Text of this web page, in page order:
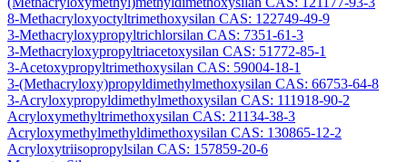
8-Methacryloxyoctyltrimethoxysilan CAS: 122749-49-9
3-Methacryloxypropyltrichlorsilan CAS: 7351-61-3
3-Methacryloxypropyltriacetoxysilan CAS: 51772-85-1
3-Acetoxypropyltrimethoxysilan CAS: 59004-18-1
3-(Methacryloxy)propyldimethylmethoxysilan CAS: 66753-64-8
3-Acryloxypropyldimethylmethoxysilan CAS: 111918-90-2
Acryloxymethyltrimethoxysilan CAS: 21134-38-3
Acryloxymethylmethyldimethoxysilan CAS: 130865-12-2
Acryloxytriisopropylsilan CAS: 157859-20-6